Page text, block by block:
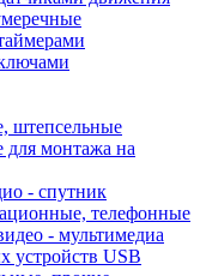
штепсельные
для монтажа на
- спутник
телефонные
- мультимедиа
устройств USB